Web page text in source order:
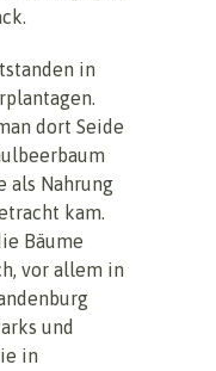
in
dort Seide
als Nahrung
kam.
Bäume
vor allem in
und
in